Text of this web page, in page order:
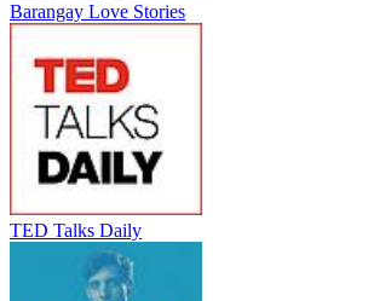
Barangay Love Stories
TED Talks Daily